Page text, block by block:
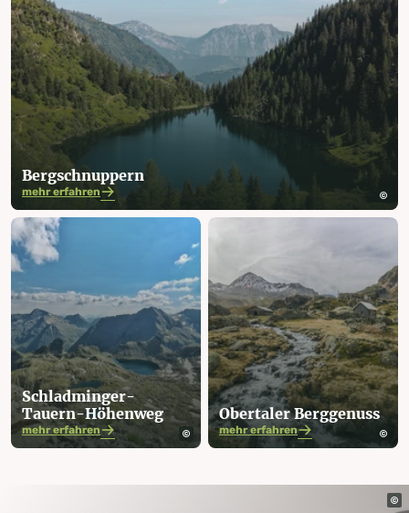
Obertaler Berggenuss
mehr erfahren
Berg­schnuppern
mehr erfahren
Schladminger-
Tauern-Höhenweg
mehr erfahren